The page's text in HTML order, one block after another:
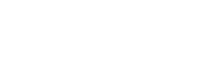
МТИ, МОИ и МОСАП
ЖМИ